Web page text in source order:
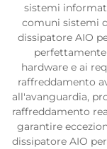
sistemi
comuni sistemi
dissipatore AIO
hardware e ai
raffreddamento
all'avanguardia,
raffreddamento
garantire
dissipatore AIO